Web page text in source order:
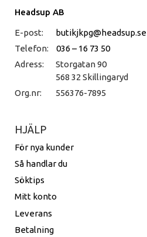
Headsup AB
E-post:
butikjkpg@headsup.se
Telefon:
036 – 16 73 50
Adress:
Storgatan 90
568 32 Skillingaryd
Org.nr:
556376-7895
HJÄLP
För nya kunder
Så handlar du
Söktips
Mitt konto
Leverans
Betalning